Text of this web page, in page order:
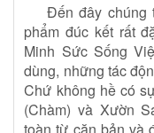
Đến đây chúng
phẩm đúc kết rất
Minh Sức Sống
dùng, những tác
Chứ không hề có
(Chàm) và Xườn